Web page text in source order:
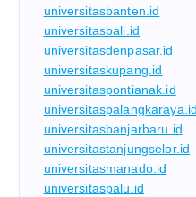
universitasbanten.id
universitasbali.id
universitasdenpasar.id
universitaskupang.id
universitaspontianak.id
universitaspalangkaraya.id
universitasbanjarbaru.id
universitastanjungselor.id
universitasmanado.id
universitaspalu.id